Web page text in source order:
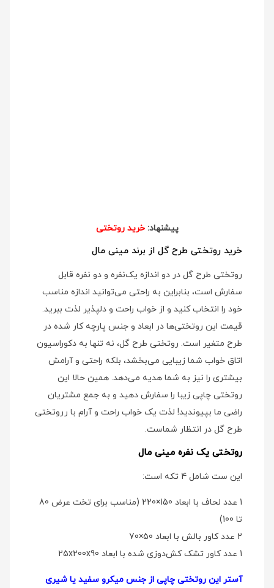
پیشنهاد:خرید روتختی
خرید روتختی طرح گل از برند مینی مال
روتختی طرح گل در دو اندازه یک‌نفره و دو نفره قابل
سفارش است، بنابراین به راحتی می‌توانید اندازه مناسب
خود را انتخاب کنید و از خواب راحت و دلپذیر لذت ببرید.
قیمت این روتختی‌ها در ابعاد و جنس پارچه کار شده در
طرح متغیر است. روتختی طرح گل، نه تنها به دکوراسیون
اتاق خواب شما زیبایی می‌بخشد، بلکه راحتی و آرامش
بیشتری را نیز به شما هدیه می‌دهد. همین حالا این
روتختی چاپی زیبا را سفارش دهید و به جمع مشتریان
راضی ما بپیوندید! لذت یک خواب راحت و آرام با رروتختی
طرح گل در انتظار شماست.
روتختی یک نفره مینی مال
این ست شامل 4 تکه است:
1 عدد لحاف با ابعاد 150×220 (مناسب برای تخت عرض 80
تا 100)
2 عدد کاور بالش با ابعاد 50×70
1 عدد کاور تشک کش‌دوزی شده با ابعاد 25x200x90
آستر این روتختی چاپی از جنس میکرو سفید یا شیری